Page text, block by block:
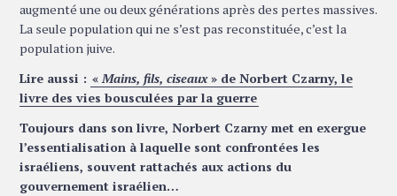
augmenté une ou deux générations après des pertes massives.
La seule population qui ne s’est pas reconstituée, c’est la
population juive.
Lire aussi : «Mains, fils, ciseaux » de Norbert Czarny, le
livre des vies bousculées par la guerre
Toujours dans son livre, Norbert Czarny met en exergue
l’essentialisation à laquelle sont confrontées les
israéliens, souvent rattachés aux actions du
gouvernement israélien…